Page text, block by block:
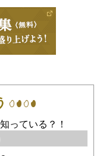
っている？！